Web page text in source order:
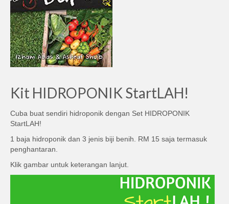
Kit HIDROPONIK StartLAH!
Cuba buat sendiri hidroponik dengan Set HIDROPONIK
StartLAH!
1 baja hidroponik dan 3 jenis biji benih. RM 15 saja termasuk
penghantaran.
Klik gambar untuk keterangan lanjut.